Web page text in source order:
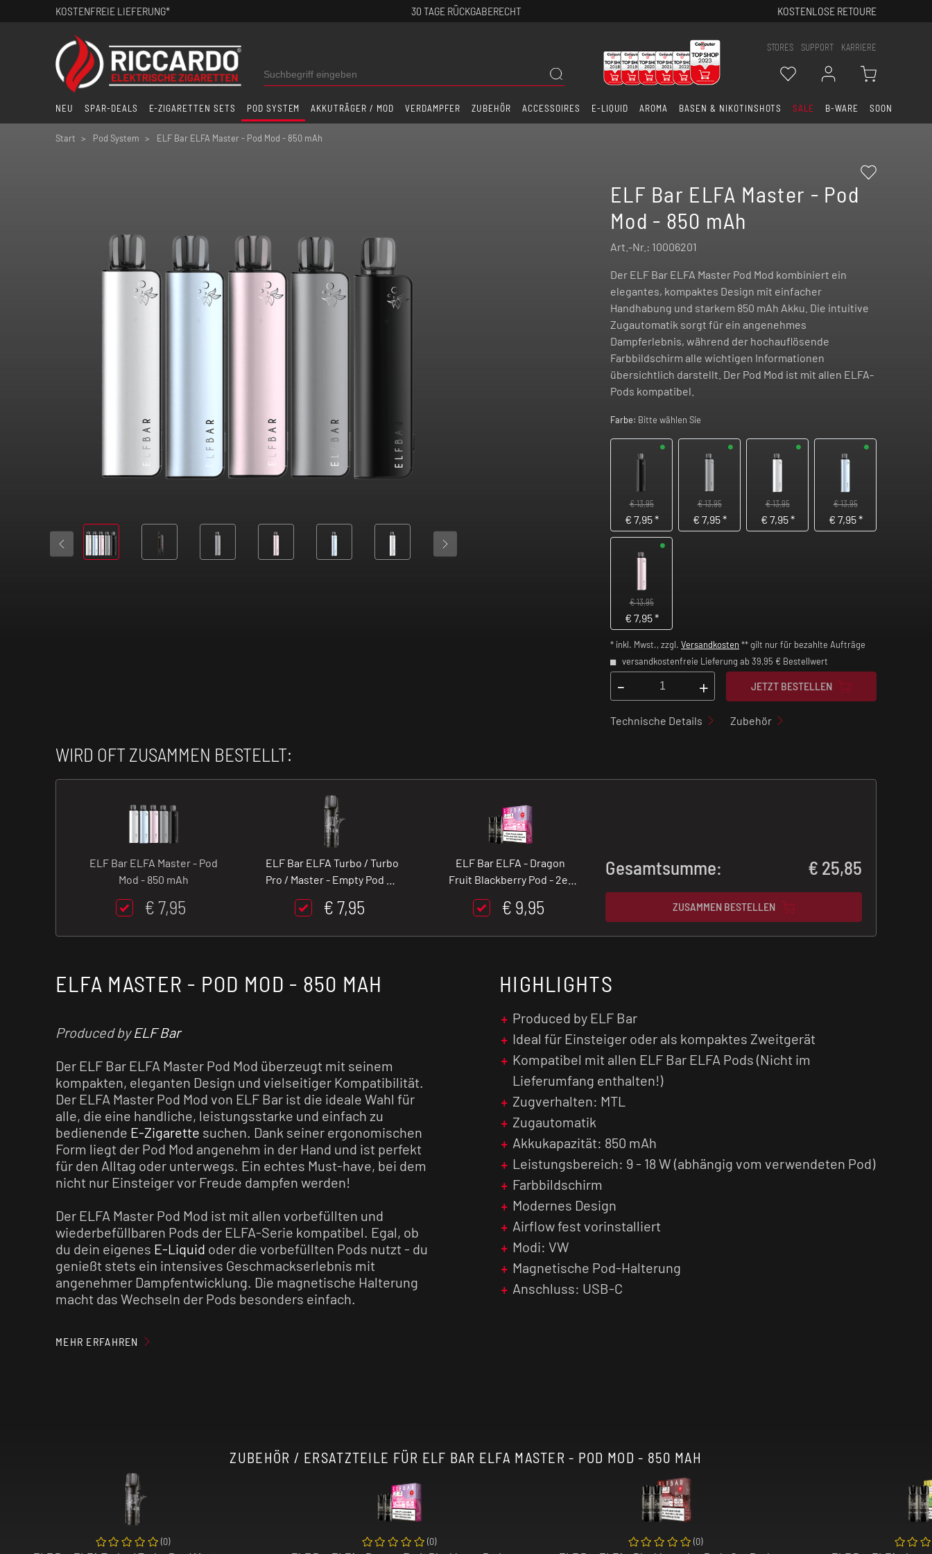
KOSTENFREIE LIEFERUNG* 30 TAGE RÜCKGABERECHT KOSTENLOSE RETOURE
STORES SUPPORT KARRIERE
NEU SPAR-DEALS E-ZIGARETTEN SETS POD SYSTEM AKKUTRÄGER / MOD VERDAMPFER ZUBEHÖR ACCESSOIRES E-LIQUID AROMA BASEN & NIKOTINSHOTS SALE B-WARE SOON
Start Pod System ELF Bar ELFA Master - Pod Mod - 850 mAh
ELF Bar ELFA Master - Pod
Mod - 850 mAh
Art.-Nr.: 10006201
Der ELF Bar ELFA Master Pod Mod kombiniert ein
elegantes, kompaktes Design mit einfacher
Handhabung und starkem 850 mAh Akku. Die intuitive
Zugautomatik sorgt für ein angenehmes
Dampferlebnis, während der hochauflösende
Farbbildschirm alle wichtigen Informationen
übersichtlich darstellt. Der Pod Mod ist mit allen ELFA-
Pods kompatibel.
Farbe: Bitte wählen Sie
€ 13,95
€ 7,95*
€ 13,95
€ 7,95*
€ 13,95
€ 7,95*
€ 13,95
€ 7,95*
€ 13,95
€ 7,95*
* inkl. Mwst., zzgl. Versandkosten ** gilt nur für bezahlte Aufträge
versandkostenfreie Lieferung ab 39,95 € Bestellwert
- + JETZT BESTELLEN
Technische Details Zubehör
WIRD OFT ZUSAMMEN BESTELLT:
ELF Bar ELFA Master - Pod
Mod - 850 mAh
€ 7,95
ELF Bar ELFA Turbo / Turbo
Pro / Master - Empty Pod - 2
€ 7,95
ELF Bar ELFA - Dragon
Fruit Blackberry Pod - 2er
€ 9,95
Gesamtsumme: € 25,85
ZUSAMMEN BESTELLEN
ELFA MASTER - POD MOD - 850 MAH
Produced byELF Bar
Der ELF Bar ELFA Master Pod Mod überzeugt mit seinem
kompakten, eleganten Design und vielseitiger Kompatibilität.
Der ELFA Master Pod Mod von ELF Bar ist die ideale Wahl für
alle, die eine handliche, leistungsstarke und einfach zu
bedienende E-Zigarette suchen. Dank seiner ergonomischen
Form liegt der Pod Mod angenehm in der Hand und ist perfekt
für den Alltag oder unterwegs. Ein echtes Must-have, bei dem
nicht nur Einsteiger vor Freude dampfen werden!
Der ELFA Master Pod Mod ist mit allen vorbefüllten und
wiederbefüllbaren Pods der ELFA-Serie kompatibel. Egal, ob
du dein eigenes E-Liquid oder die vorbefüllten Pods nutzt - du
genießt stets ein intensives Geschmackserlebnis mit
angenehmer Dampfentwicklung. Die magnetische Halterung
macht das Wechseln der Pods besonders einfach.
der dank USB-C zügig aufgeladen werden kann. Bei einer
Der ELF Bar ELFA Master lässt sich intuitiv bedienen. Es gibt
nur eine Taste mit der du das Gerät ein- bzw. ausschalten und
die Leistung nach deinen Vorlieben anpassen kannst. Auf dem
hochauflösendem Farbbildschirm findest du alle relevanten
Informationen zum Akku, Widerstand und der eingestellten
Komfort.
MEHR ERFAHREN
HIGHLIGHTS
Produced by ELF Bar
Ideal für Einsteiger oder als kompaktes Zweitgerät
Kompatibel mit allen ELF Bar ELFA Pods (Nicht im
Lieferumfang enthalten!)
Zugverhalten: MTL
Zugautomatik
Akkukapazität: 850 mAh
Leistungsbereich: 9 - 18 W (abhängig vom verwendeten Pod)
Farbbildschirm
Modernes Design
Airflow fest vorinstalliert
Modi: VW
Magnetische Pod-Halterung
Anschluss: USB-C
ZUBEHÖR / ERSATZTEILE FÜR ELF BAR ELFA MASTER - POD MOD - 850 MAH
(0) (0) (0)